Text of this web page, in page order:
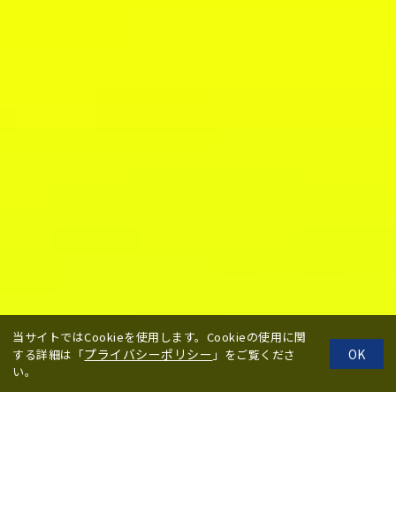
当サイトではCookieを使用します。Cookieの使用に関
する詳細は「プライバシーポリシー 」をご覧くださ
い。
OK